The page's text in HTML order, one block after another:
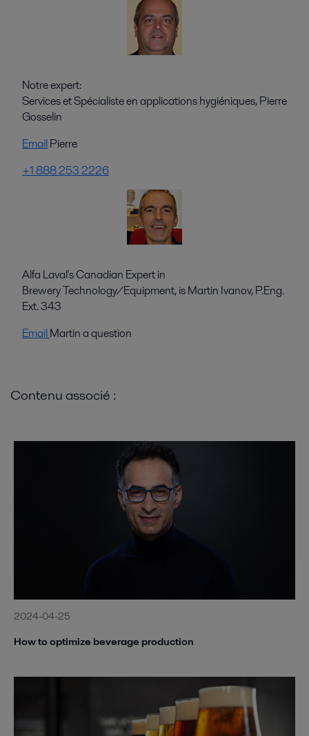
Notre expert:
Services et Spécialiste en applications hygiéniques, Pierre
Gosselin
EmailPierre
+1 888 253 2226
Alfa Laval's Canadian Expert in
Brewery Technology/Equipment, is Martin Ivanov, P.Eng.
Ext. 343
EmailMartin a question
Contenu associé :
2024-04-25
How to optimize beverage production